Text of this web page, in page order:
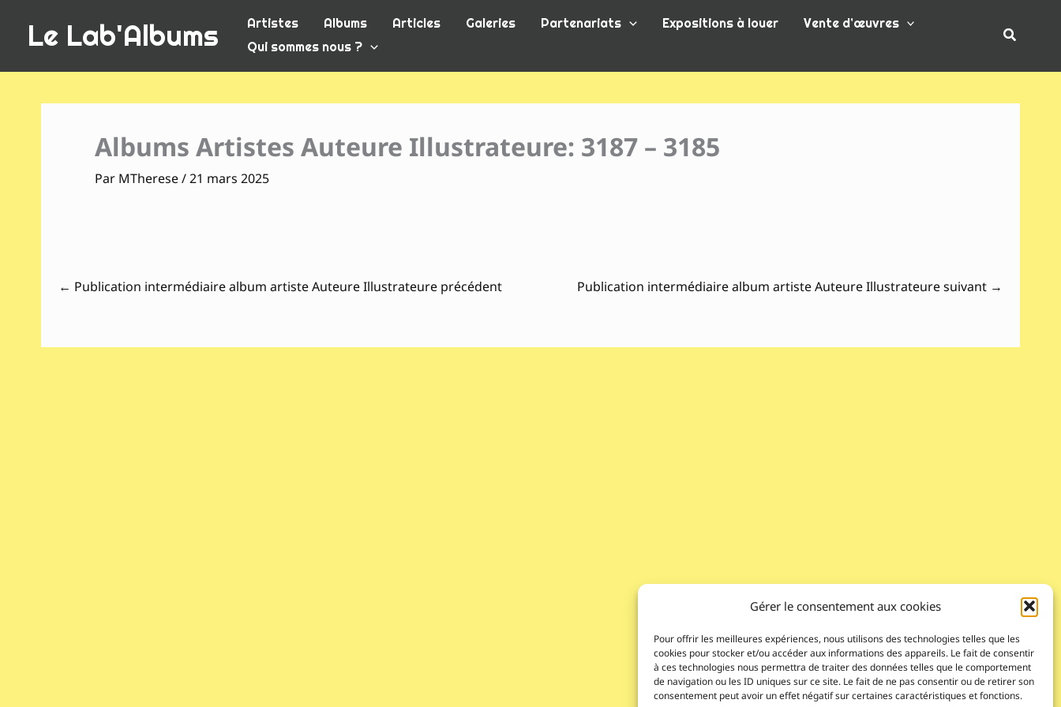
Gérer le consentement aux cookies
Pour offrir les meilleures expériences, nous utilisons des technologies telles que les
cookies pour stocker et/ou accéder aux informations des appareils. Le fait de consentir
à ces technologies nous permettra de traiter des données telles que le comportement
de navigation ou les ID uniques sur ce site. Le fait de ne pas consentir ou de retirer son
consentement peut avoir un effet négatif sur certaines caractéristiques et fonctions.
contenuLe Lab'Albums Artistes Albums Articles Galeries Partenariats Expositions à louer
Vente d’œuvres
Qui sommes nous ?
Albums Artistes Auteure Illustrateure: 3187 – 3185
Par MTherese/21 mars 2025
← Publication intermédiaire album artiste Auteure Illustrateure précédent Publication intermédiaire album artiste Auteure Illustrateure suivant →